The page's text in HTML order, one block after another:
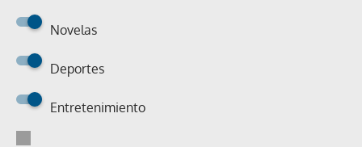
Novelas
Deportes
Entretenimiento